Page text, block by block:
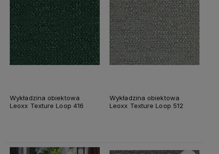
Wykładzina obiektowa
Leoxx Texture Loop 416
Wykładzina obiektowa
Leoxx Texture Loop 512